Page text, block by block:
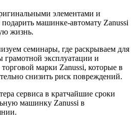
элементами и
машинке-автомату Zanussi
жизнь.
семинары, где раскрываем для
грамотной эксплуатации и
марки Zanussi, которые в
снизить риск повреждений.
сервиса в кратчайшие сроки
машинку Zanussi в